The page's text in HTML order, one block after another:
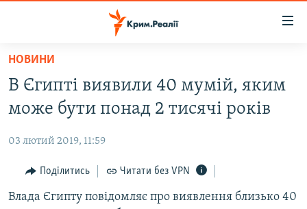
Перейти
основного
матеріалу
до
навігації
Перейти
ВОДА.КРИМ
ВІДЕО ТА ФОТО
ПОЛІТИКА
БЛОГИ
ПОГЛЯД
НОВИНИ
В Єгипті виявили 40 мумій, яким
може бути понад 2 тисячі років
03 лютий 2019, 11:59
Поділитись Читати без VPN
Влада Єгипту повідомляє про виявлення близько 40